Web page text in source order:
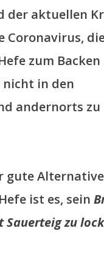
der aktuellen
Coronavirus,
zum Backen
nicht in den
andernorts zu
gute Alternative
ist es, sein
zu